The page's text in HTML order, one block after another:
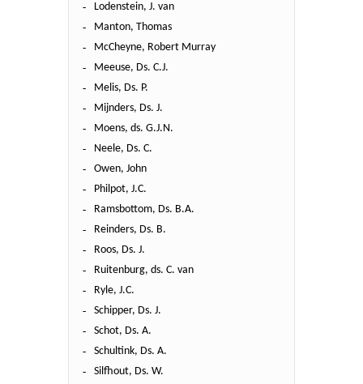
Lodenstein, J. van
Manton, Thomas
McCheyne, Robert Murray
Meeuse, Ds. C.J.
Melis, Ds. P.
Mijnders, Ds. J.
Moens, ds. G.J.N.
Neele, Ds. C.
Owen, John
Philpot, J.C.
Ramsbottom, Ds. B.A.
Reinders, Ds. B.
Roos, Ds. J.
Ruitenburg, ds. C. van
Ryle, J.C.
Schipper, Ds. J.
Schot, Ds. A.
Schultink, Ds. A.
Silfhout, Ds. W.